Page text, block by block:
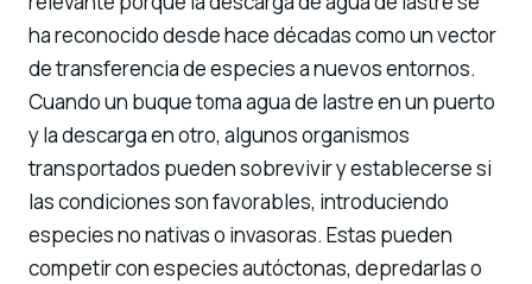
ha reconocido desde hace décadas como un vector
de transferencia de especies a nuevos entornos.
Cuando un buque toma agua de lastre en un puerto
y la descarga en otro, algunos organismos
transportados pueden sobrevivir y establecerse si
las condiciones son favorables, introduciendo
especies no nativas o invasoras. Estas pueden
competir con especies autóctonas, depredarlas o